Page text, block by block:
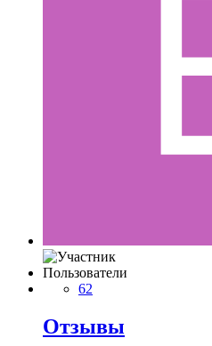
Пользователи
62
Отзывы